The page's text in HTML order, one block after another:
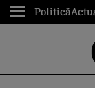
Politică